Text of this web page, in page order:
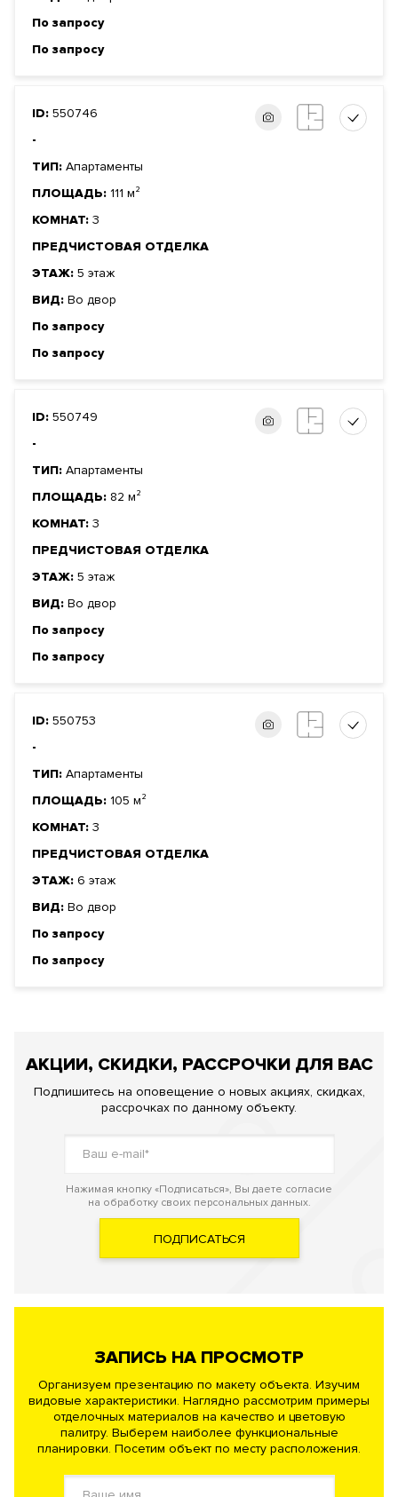
По запросу
По запросу
ID: 550746
-
ТИП: Апартаменты
ПЛОЩАДЬ: 111 м²
КОМНАТ: 3
ПРЕДЧИСТОВАЯ ОТДЕЛКА
ЭТАЖ: 5 этаж
ВИД: Во двор
По запросу
По запросу
ID: 550749
-
ТИП: Апартаменты
ПЛОЩАДЬ: 82 м²
КОМНАТ: 3
ПРЕДЧИСТОВАЯ ОТДЕЛКА
ЭТАЖ: 5 этаж
ВИД: Во двор
По запросу
По запросу
ID: 550753
-
ТИП: Апартаменты
ПЛОЩАДЬ: 105 м²
КОМНАТ: 3
ПРЕДЧИСТОВАЯ ОТДЕЛКА
ЭТАЖ: 6 этаж
ВИД: Во двор
По запросу
По запросу
АКЦИИ, СКИДКИ, РАССРОЧКИ ДЛЯ ВАС
Подпишитесь на оповещение о новых акциях, скидках,
рассрочках по данному объекту.
Нажимая кнопку «Подписаться», Вы даете согласие
на обработку своих персональных данных.
ПОДПИСАТЬСЯ
ЗАПИСЬ НА ПРОСМОТР
Организуем презентацию по макету объекта. Изучим
видовые характеристики. Наглядно рассмотрим примеры
отделочных материалов на качество и цветовую
палитру. Выберем наиболее функциональные
планировки. Посетим объект по месту расположения.